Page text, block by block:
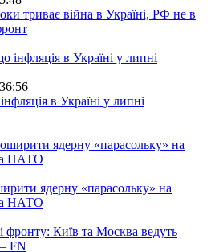
триває війна в Україні, РФ не в
в Україні у липні
ядерну «парасольку» на
НАТО